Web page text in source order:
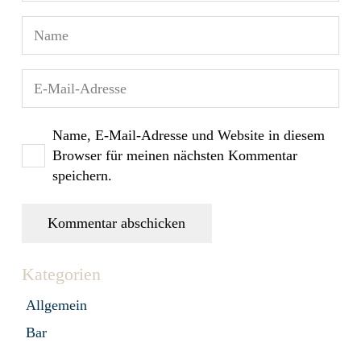
Name, E-Mail-Adresse und Website in diesem
Browser für meinen nächsten Kommentar
speichern.
Kommentar abschicken
Kategorien
Allgemein
Bar